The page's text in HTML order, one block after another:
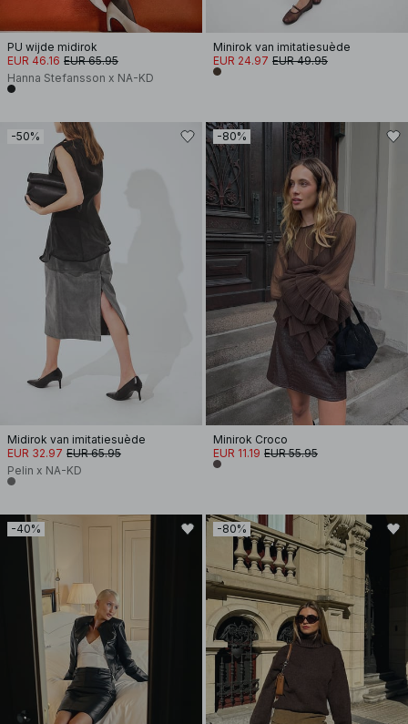
PU wijde midirok
EUR 46.16 EUR 65.95
Hanna Stefansson x NA-KD
Minirok van imitatiesuède
EUR 24.97 EUR 49.95
-50%
Midirok van imitatiesuède
EUR 32.97 EUR 65.95
Pelin x NA-KD
-80%
Minirok Croco
EUR 11.19 EUR 55.95
-40% -80%